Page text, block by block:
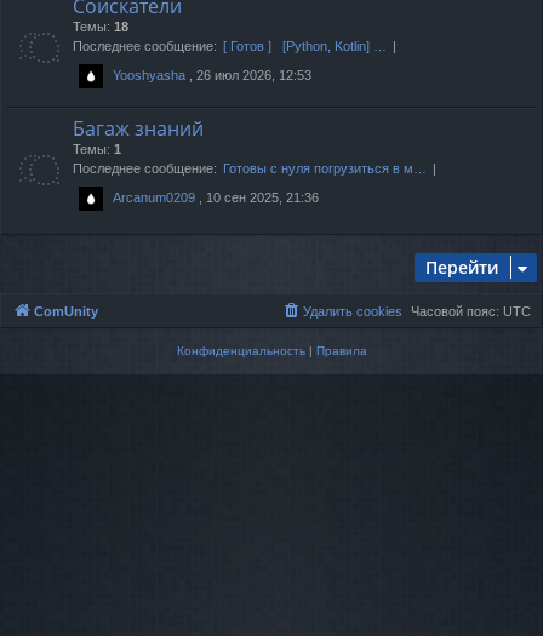
Соискатели
Темы: 18
Последнее сообщение: [ Готов ] [Python, Kotlin] …
Yooshyasha , 26 июл 2026, 12:53
Багаж знаний
Темы: 1
Последнее сообщение: Готовы с нуля погрузиться в м…
Arcanum0209 , 10 сен 2025, 21:36
Перейти
ComUnity Часовой пояс: UTC
Удалить cookies
Конфиденциальность| Правила